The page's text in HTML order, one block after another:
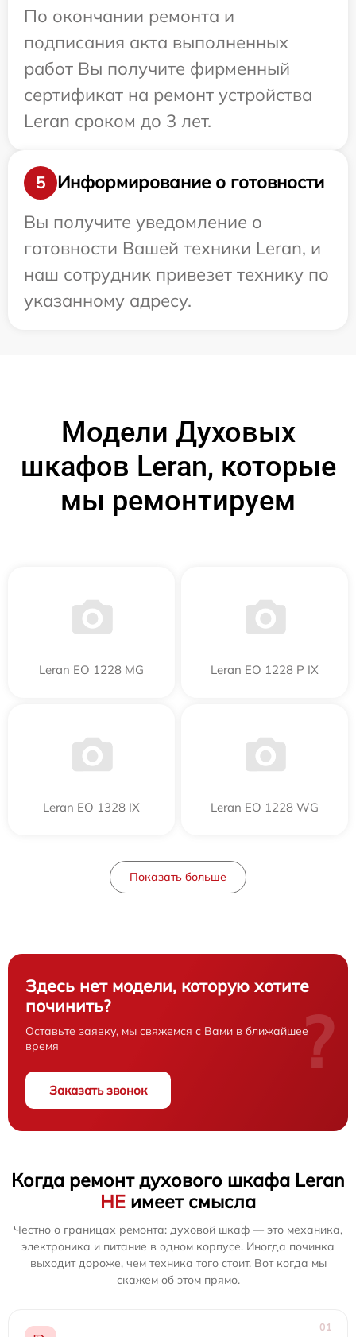
По окончании ремонта и
подписания акта выполненных
работ Вы получите фирменный
сертификат на ремонт устройства
Leran сроком до 3 лет.
5
Информирование о готовности
Вы получите уведомление о
готовности Вашей техники Leran, и
наш сотрудник привезет технику по
указанному адресу.
Модели Духовых
шкафов Leran, которые
мы ремонтируем
Leran EO 1228 MG Leran EO 1228 P IX
Leran EO 1328 IX Leran EO 1228 WG
Показать больше
Здесь нет модели, которую хотите
починить?
Оставьте заявку, мы свяжемся с Вами в ближайшее
время
Заказать звонок
?
Когда ремонт духового шкафа Leran
НЕ имеет смысла
Честно о границах ремонта: духовой шкаф — это механика,
электроника и питание в одном корпусе. Иногда починка
выходит дороже, чем техника того стоит. Вот когда мы
скажем об этом прямо.
01